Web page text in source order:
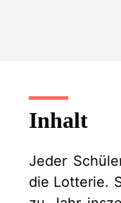
Inhalt
Jeder
die Lotterie.